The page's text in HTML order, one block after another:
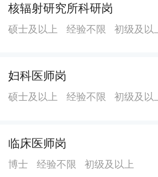
（修）订国家标准8项、研（修）
气相色谱-质谱联用仪、原子吸收
自动生化分析仪、全自动血液分
影X线系统(DR)、24排CT、数字
大型仪器设备，综合实力全面提
康、建设健康广西、促进经济发展
核辐射研究所科研岗
硕士及以上 经验不限 初级及以
妇科医师岗
硕士及以上 经验不限 初级及以
临床医师岗
博士 经验不限 初级及以上